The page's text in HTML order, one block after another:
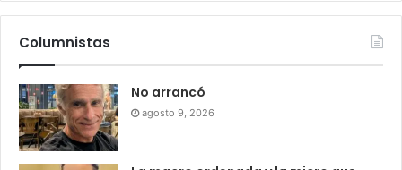
Columnistas
No arrancó
agosto 9, 2026